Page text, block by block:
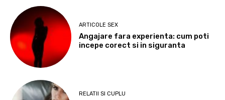
ARTICOLE SEX
Angajare fara experienta: cum poti
incepe corect si in siguranta
RELATII SI CUPLU